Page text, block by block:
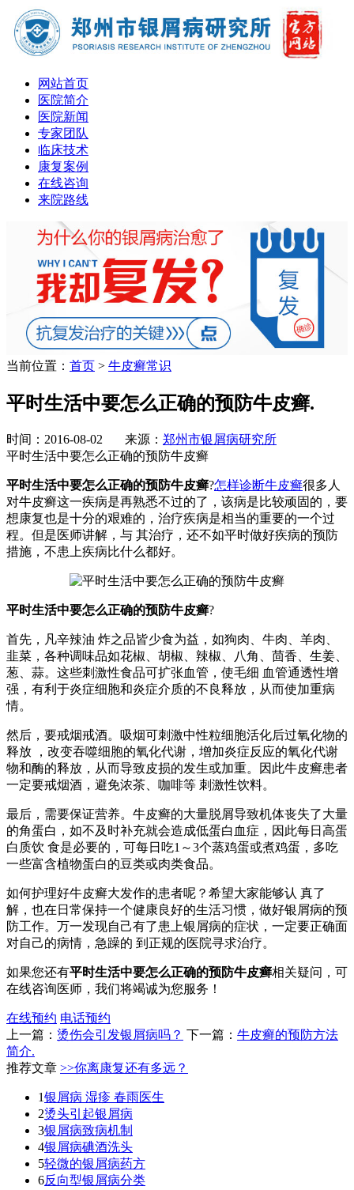
网站首页
医院简介
医院新闻
专家团队
临床技术
康复案例
在线咨询
来院路线
当前位置： 首页 > 牛皮癣常识
平时生活中要怎么正确的预防牛皮癣.
时间：2016-08-02 来源： 郑州市银屑病研究所
平时生活中要怎么正确的预防牛皮癣
平时生活中要怎么正确的预防牛皮癣?怎样诊断牛皮癣很多人
对牛皮癣这一疾病是再熟悉不过的了，该病是比较顽固的，要
想康复也是十分的艰难的，治疗疾病是相当的重要的一个过
程。但是医师讲解，与 其治疗，还不如平时做好疾病的预防
措施，不患上疾病比什么都好。
平时生活中要怎么正确的预防牛皮癣?
首先，凡辛辣油 炸之品皆少食为益，如狗肉、牛肉、羊肉、
韭菜，各种调味品如花椒、胡椒、辣椒、八角、茴香、生姜、
葱、蒜。这些刺激性食品可扩张血管，使毛细 血管通透性增
强，有利于炎症细胞和炎症介质的不良释放，从而使加重病
情。
然后，要戒烟戒酒。吸烟可刺激中性粒细胞活化后过氧化物的
释放 ，改变吞噬细胞的氧化代谢，增加炎症反应的氧化代谢
物和酶的释放，从而导致皮损的发生或加重。因此牛皮癣患者
一定要戒烟酒，避免浓茶、咖啡等 刺激性饮料。
最后，需要保证营养。牛皮癣的大量脱屑导致机体丧失了大量
的角蛋白，如不及时补充就会造成低蛋白血症，因此每日高蛋
白质饮 食是必要的，可每日吃1～3个蒸鸡蛋或煮鸡蛋，多吃
一些富含植物蛋白的豆类或肉类食品。
如何护理好牛皮癣大发作的患者呢？希望大家能够认 真了
解，也在日常保持一个健康良好的生活习惯，做好银屑病的预
防工作。万一发现自己有了患上银屑病的症状，一定要正确面
对自己的病情，急躁的 到正规的医院寻求治疗。
如果您还有平时生活中要怎么正确的预防牛皮癣相关疑问，可
在线咨询医师，我们将竭诚为您服务！
在线预约 电话预约
上一篇： 烫伤会引发银屑病吗？ 下一篇： 牛皮癣的预防方法
简介.
推荐文章 >>你离康复还有多远？
1银屑病 湿疹 春雨医生
2烫头引起银屑病
3银屑病致病机制
4银屑病碘酒洗头
5轻微的银屑病药方
6反向型银屑病分类